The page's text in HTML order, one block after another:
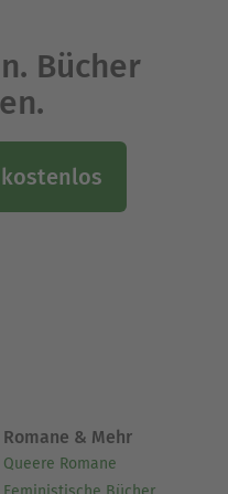
Bücher
kostenlos
Romane & Mehr
Queere Romane